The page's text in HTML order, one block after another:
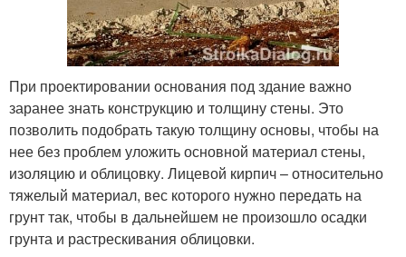
При проектировании основания под здание важно
заранее знать конструкцию и толщину стены. Это
позволить подобрать такую толщину основы, чтобы на
нее без проблем уложить основной материал стены,
изоляцию и облицовку. Лицевой кирпич – относительно
тяжелый материал, вес которого нужно передать на
грунт так, чтобы в дальнейшем не произошло осадки
грунта и растрескивания облицовки.